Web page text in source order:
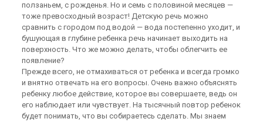
ползаньем, с рожденья. Но и семь с половиной месяцев —
тоже превосходный возраст! Детскую речь можно
сравнить с городом под водой — вода постепенно уходит, и
бушующая в глубине ребенка речь начинает выходить на
поверхность. Что же можно делать, чтобы облегчить ее
появление?
Прежде всего, не отмахиваться от ребенка и всегда громко
и внятно отвечать на его вопросы. Очень важно объяснять
ребенку любое действие, которое вы совершаете, ведь он
его наблюдает или чувствует. На тысячный повтор ребенок
будет понимать, что вы собираетесь сделать. Мы знаем